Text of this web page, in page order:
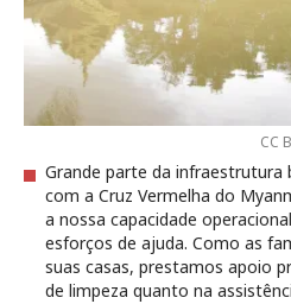
CC
Grande parte da infraestrutura
com a Cruz Vermelha do
a nossa capacidade
esforços de ajuda. Como as
suas casas, prestamos apoio
de limpeza quanto na